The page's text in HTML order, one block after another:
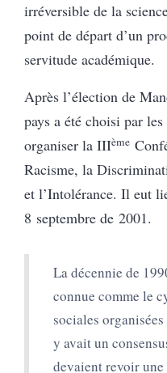
irréversible de la
point de départ d’un
servitude académique.
Après l’élection de
pays a été choisi par
organiser la IIIème
Racisme, la
et l’Intolérance. Il eut
8 septembre de 2001.
La décennie de
connue comme le
sociales
y avait un
devaient revoir